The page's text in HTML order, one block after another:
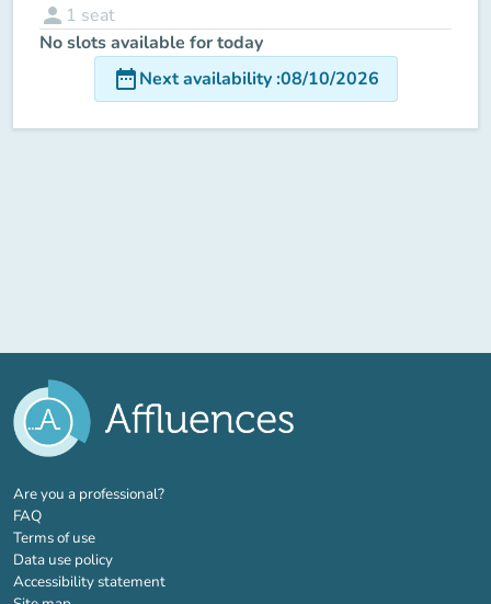
person 1 seat
No slots available for today
date_rangeNext availability:08/10/2026
Are you a professional?(new tab)
FAQ
Terms of use
Data use policy
Accessibility statement